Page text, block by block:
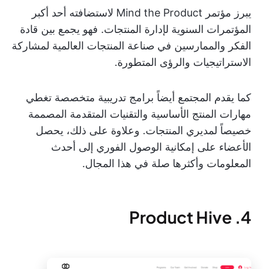
يبرز مؤتمر Mind the Product لاستضافته أحد أكبر
المؤتمرات السنوية لإدارة المنتجات. فهو يجمع بين قادة
الفكر والممارسين في صناعة المنتجات العالمية لمشاركة
الاستراتيجيات والرؤى المتطورة.
كما يقدم المجتمع أيضاً برامج تدريبية متخصصة تغطي
مهارات المنتج الأساسية والتقنيات المتقدمة المصممة
خصيصاً لمديري المنتجات. وعلاوة على ذلك، يحصل
الأعضاء على إمكانية الوصول الفوري إلى أحدث
المعلومات وأكثرها صلة في هذا المجال.
4. Product Hive